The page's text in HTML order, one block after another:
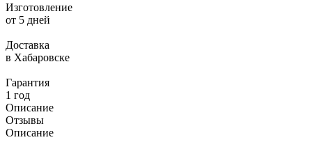
Изготовление
от 5 дней
Доставка
в Хабаровске
Гарантия
1 год
Описание
Отзывы
Описание